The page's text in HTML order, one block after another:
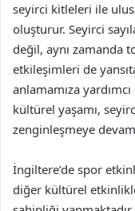
seyirci kitleleri ile
oluşturur. Seyirci
değil, aynı zamanda
etkileşimleri de
anlamamıza
kültürel yaşamı,
zenginleşmeye
İngiltere’de spor
diğer kültürel